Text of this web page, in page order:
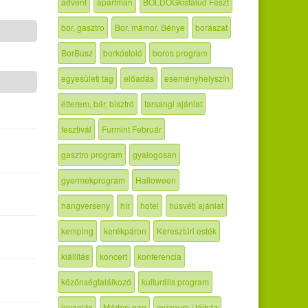
bor, gasztro Bor, mámor, Bénye borászat
BorBusz borkóstoló boros program
egyesületi tag előadás eseményhelyszín
étterem, bár, bisztró farsangi ajánlat
fesztivál Furmint Február
gasztro program gyalogosan
gyermekprogram Halloween
hangverseny hír hotel húsvéti ajánlat
kemping kerékpáron Keresztúri esték
kiállítás koncert konferencia
közönségtalálkozó kulturális program